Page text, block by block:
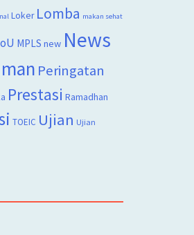
Loker Lomba makan sehat
MPLS new News
Peringatan
Prestasi Ramadhan
TOEIC Ujian Ujian